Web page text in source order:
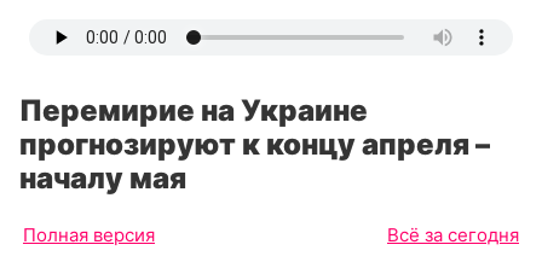
Перемирие на Украине
прогнозируют к концу апреля –
началу мая
Полная версия Всё за сегодня